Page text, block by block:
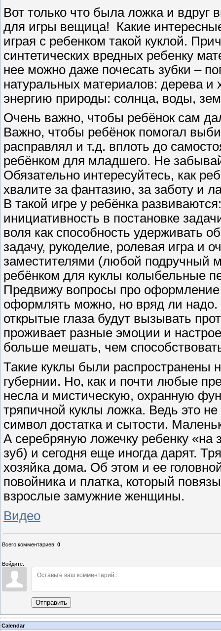
Вот только что была ложка и вдруг
для игры вещица! Какие
играя с ребенком такой куклой.
синтетических вредных ребенку
нее можно даже почесать зубки –
натуральных материалов: дерева
энергию природы: солнца, воды,
Очень важно, чтобы ребёнок сам
Важно, чтобы ребёнок помогал
расправлял и т.д. вплоть до
ребёнком для младшего. Не
Обязательно интересуйтесь, как
хвалите за фантазию, за заботу и
В такой игре у ребёнка
инициативность в постановке
воля как способность удерживать
задачу, рукоделие, ролевая игра и
заместителями (любой подручный
ребёнком для куклы колыбельные
Предвижу вопросы про оформление
оформлять можно, но вряд ли надо.
открытые глаза будут вызывать
проживает разные эмоции и
больше мешать, чем
Такие куклы были распространены
губернии. Но, как и почти любые
несла и мистическую, охранную
тряпичной куклы ложка. Ведь это
символ достатка и сытости.
А серебряную ложечку ребенку «на
зуб) и сегодня еще иногда дарят.
хозяйка дома. Об этом и ее
повойника и платка, который
взрослые замужние женщины.
Видео
Всего комментариев: 0
Войдите:
Отправить
Calendar